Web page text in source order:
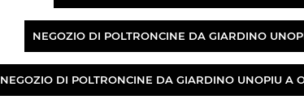
NEGOZIO DI POLTRONCINE DA GIARDINO
NEGOZIO DI POLTRONCINE DA GIARDINO UNOPIU A